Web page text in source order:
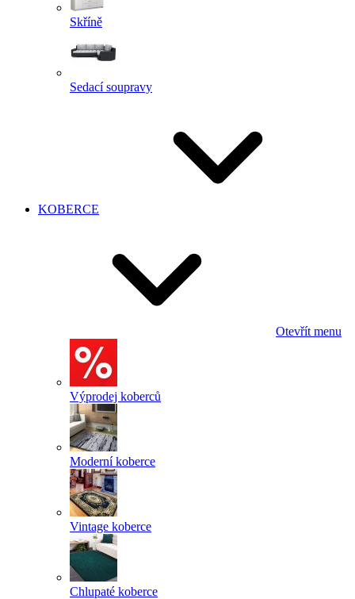
Skříně
Sedací soupravy
KOBERCE
Otevřít menu
Výprodej koberců
Moderní koberce
Vintage koberce
Chlupaté koberce